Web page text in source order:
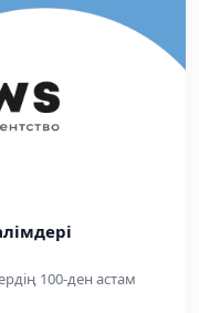
100-ден астам